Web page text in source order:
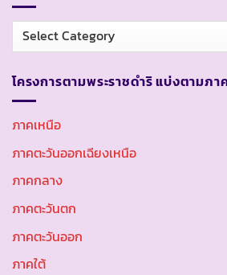
หมวด
หมู่
โครงการตามพระราชดำริ แบ่งตามภา
ภาคเหนือ
ภาคตะวันออกเฉียงเหนือ
ภาคกลาง
ภาคตะวันตก
ภาคตะวันออก
ภาคใต้